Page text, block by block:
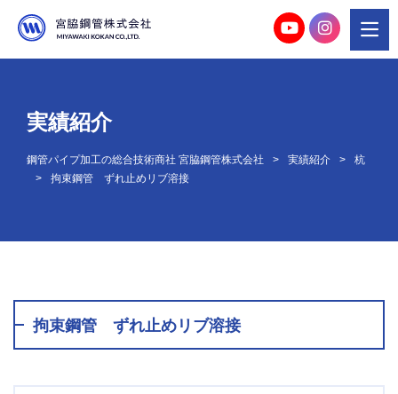
実績紹介
鋼管パイプ加工の総合技術商社 宮脇鋼管株式会社 実績紹介
杭
拘束鋼管 ずれ止めリブ溶接
拘束鋼管 ずれ止めリブ溶接